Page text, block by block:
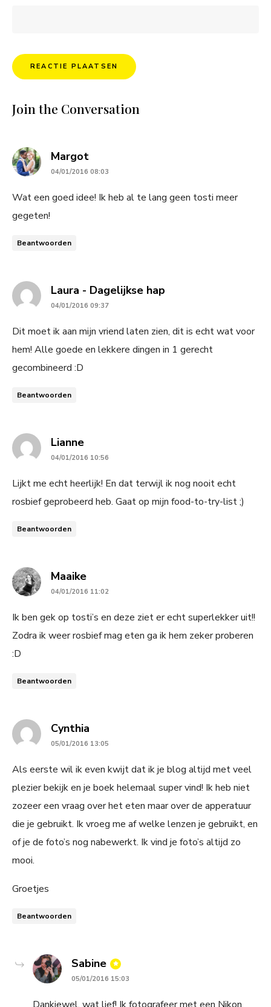
Join the Conversation
Margotsays:
04/01/2016 08:03
Wat een goed idee! Ik heb al te lang geen tosti meer
gegeten!
Beantwoorden
Laura - Dagelijkse hap
04/01/2016 09:37
Dit moet ik aan mijn vriend laten zien, dit is echt wat voor
hem! Alle goede en lekkere dingen in 1 gerecht
gecombineerd :D
Beantwoorden
Liannesays:
04/01/2016 10:56
Lijkt me echt heerlijk! En dat terwijl ik nog nooit echt
rosbief geprobeerd heb. Gaat op mijn food-to-try-list ;)
Beantwoorden
Maaikesays:
04/01/2016 11:02
Ik ben gek op tosti’s en deze ziet er echt superlekker uit!!
Zodra ik weer rosbief mag eten ga ik hem zeker proberen
:D
Beantwoorden
Cynthia
05/01/2016 13:05
Als eerste wil ik even kwijt dat ik je blog altijd met veel
plezier bekijk en je boek helemaal super vind! Ik heb niet
zozeer een vraag over het eten maar over de apperatuur
die je gebruikt. Ik vroeg me af welke lenzen je gebruikt, en
of je de foto’s nog nabewerkt. Ik vind je foto’s altijd zo
mooi.
Groetjes
Beantwoorden
Sabine says:
05/01/2016 15:03